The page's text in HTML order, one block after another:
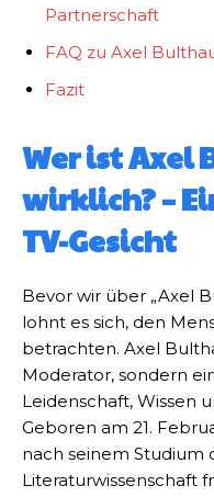
Partnerschaft
FAQ zu Axel
Fazit
Wer ist Axel
wirklich? –
TV-Gesicht
Bevor wir über „Axel
lohnt es sich, den
betrachten. Axel
Moderator, sondern
Leidenschaft, Wissen
Geboren am 21.
nach seinem Studium
Literaturwissenschaft